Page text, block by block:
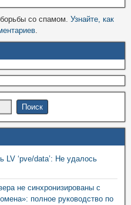
со спамом. Узнайте, как
.
LV ‘pve/data’: Не удалось
не синхронизированы с
полное руководство по